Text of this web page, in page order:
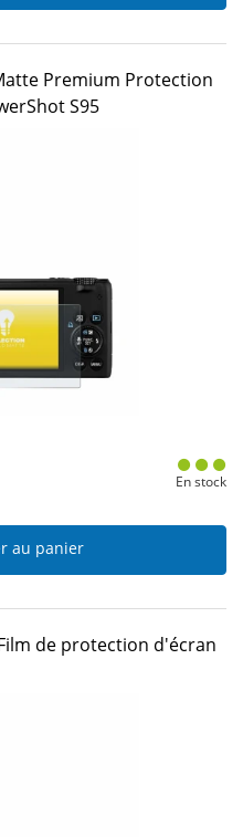
Premium Protection
S95
En stock
au panier
Film de protection d'écran